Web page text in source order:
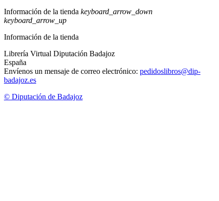
Información de la tienda keyboard_arrow_down
keyboard_arrow_up
Información de la tienda
Librería Virtual Diputación Badajoz
España
Envíenos un mensaje de correo electrónico: pedidoslibros@dip-
badajoz.es
© Diputación de Badajoz